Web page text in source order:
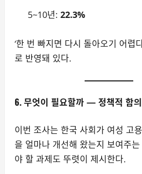
5~10년: 22.3%
‘한 번 빠지면 다시 돌아오기 어렵
로 반영돼 있다.
6. 무엇이 필요할까 — 정책적 함의
이번 조사는 한국 사회가 여성 고
을 얼마나 개선해 왔는지 보여주
야 할 과제도 뚜렷이 제시한다.